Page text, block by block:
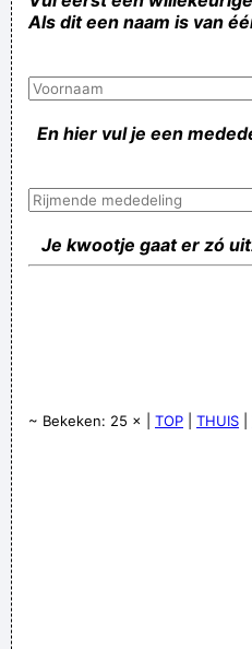
Als dit een naam is van
En hier vul je een
Je kwootje gaat er zó
~ Bekeken: 25 × | TOP THUIS